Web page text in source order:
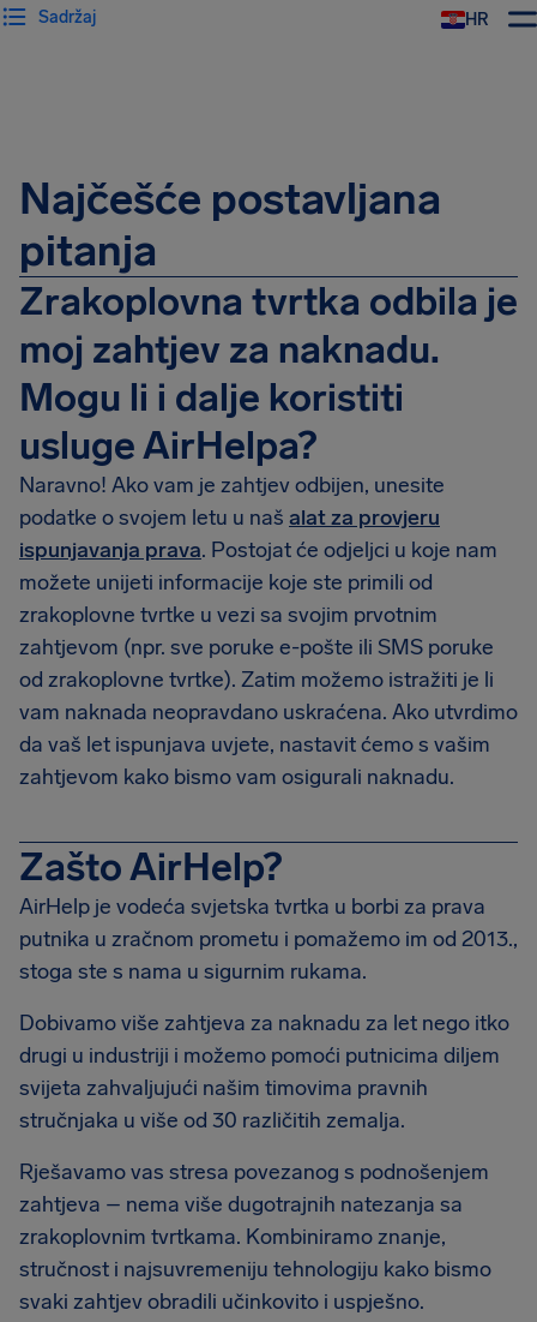
HR
Sadržaj
Najčešće postavljana
pitanja
Zrakoplovna tvrtka odbila je
moj zahtjev za naknadu.
Mogu li i dalje koristiti
usluge AirHelpa?
Naravno! Ako vam je zahtjev odbijen, unesite
podatke o svojem letu u naš alat za provjeru
ispunjavanja prava. Postojat će odjeljci u koje nam
možete unijeti informacije koje ste primili od
zrakoplovne tvrtke u vezi sa svojim prvotnim
zahtjevom (npr. sve poruke e-pošte ili SMS poruke
od zrakoplovne tvrtke). Zatim možemo istražiti je li
vam naknada neopravdano uskraćena. Ako utvrdimo
da vaš let ispunjava uvjete, nastavit ćemo s vašim
zahtjevom kako bismo vam osigurali naknadu.
Zašto AirHelp?
AirHelp je vodeća svjetska tvrtka u borbi za prava
putnika u zračnom prometu i pomažemo im od 2013.,
stoga ste s nama u sigurnim rukama.
Dobivamo više zahtjeva za naknadu za let nego itko
drugi u industriji i možemo pomoći putnicima diljem
svijeta zahvaljujući našim timovima pravnih
stručnjaka u više od 30 različitih zemalja.
Rješavamo vas stresa povezanog s podnošenjem
zahtjeva – nema više dugotrajnih natezanja sa
zrakoplovnim tvrtkama. Kombiniramo znanje,
stručnost i najsuvremeniju tehnologiju kako bismo
svaki zahtjev obradili učinkovito i uspješno.